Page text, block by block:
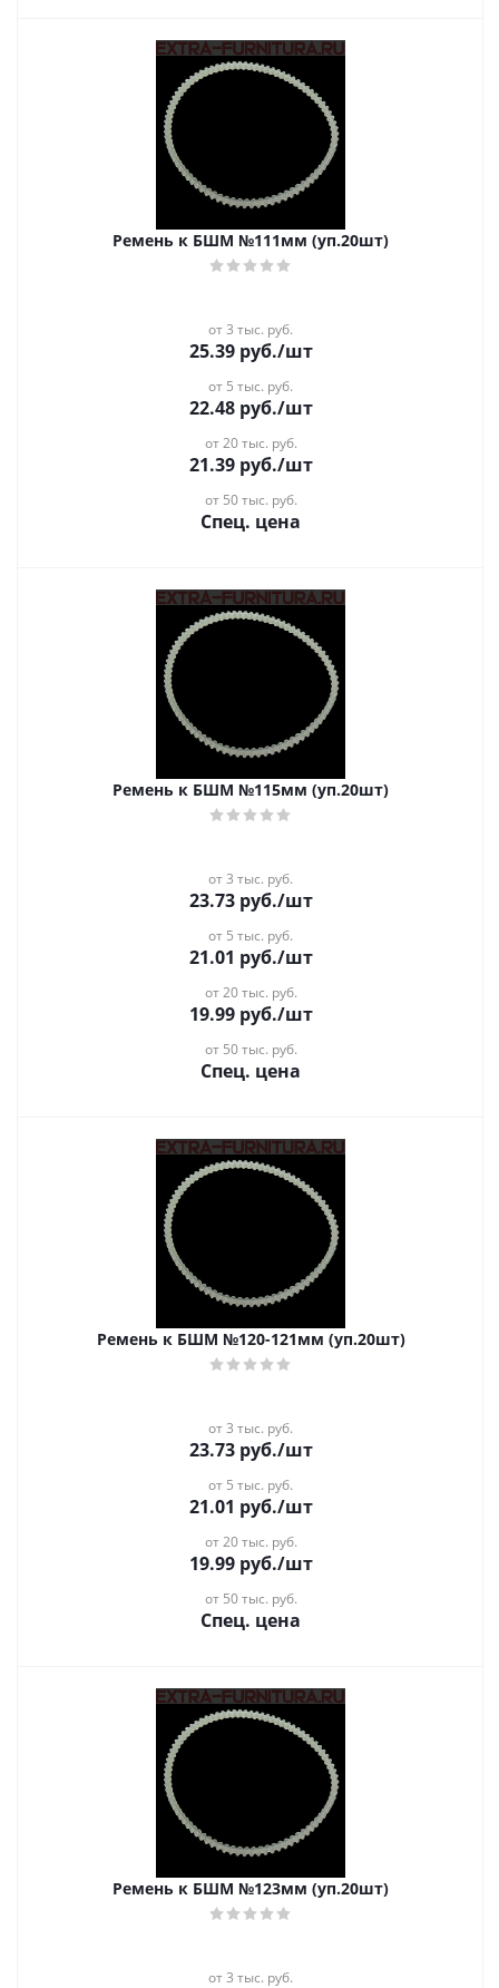
Ремень к БШМ №111мм (уп.20шт)
от 3 тыс. руб.
25.39руб./шт
от 5 тыс. руб.
22.48руб./шт
от 20 тыс. руб.
21.39руб./шт
от 50 тыс. руб.
Спец. цена
Ремень к БШМ №115мм (уп.20шт)
от 3 тыс. руб.
23.73руб./шт
от 5 тыс. руб.
21.01 руб./шт
от 20 тыс. руб.
19.99руб./шт
от 50 тыс. руб.
Спец. цена
Ремень к БШМ №120-121мм (уп.20шт)
от 3 тыс. руб.
23.73руб./шт
от 5 тыс. руб.
21.01 руб./шт
от 20 тыс. руб.
19.99руб./шт
от 50 тыс. руб.
Спец. цена
Ремень к БШМ №123мм (уп.20шт)
от 3 тыс. руб.